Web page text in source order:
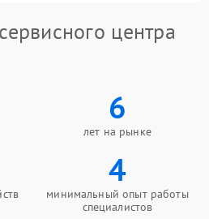
центра
6
лет на рынке
4
минимальный опыт работы
специалистов